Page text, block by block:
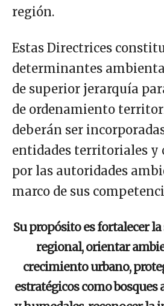
región.
Estas Directrices
determinantes
de superior jerarquía
de ordenamiento
deberán ser
entidades territoriales y
por las autoridades
marco de sus
Su propósito es fortalecer
regional, orientar
crecimiento urbano,
estratégicos como bosques